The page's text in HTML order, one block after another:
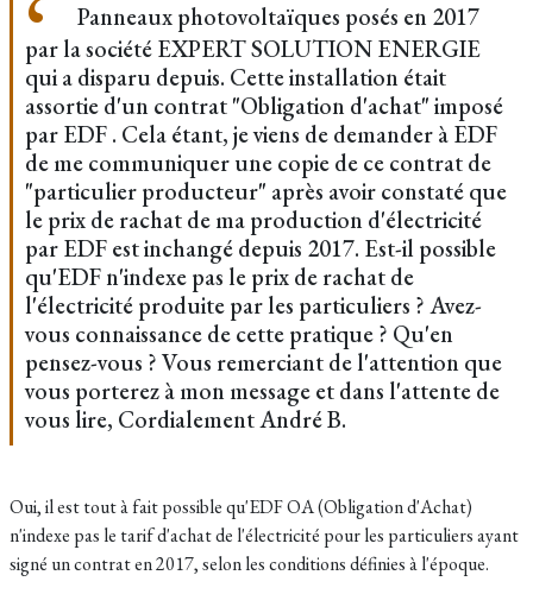
Panneaux photovoltaïques posés en 2017
par la société EXPERT SOLUTION ENERGIE
qui a disparu depuis. Cette installation était
assortie d'un contrat "Obligation d'achat" imposé
par EDF . Cela étant, je viens de demander à EDF
de me communiquer une copie de ce contrat de
"particulier producteur" après avoir constaté que
le prix de rachat de ma production d'électricité
par EDF est inchangé depuis 2017. Est-il possible
qu'EDF n'indexe pas le prix de rachat de
l'électricité produite par les particuliers ? Avez-
vous connaissance de cette pratique ? Qu'en
pensez-vous ? Vous remerciant de l'attention que
vous porterez à mon message et dans l'attente de
vous lire, Cordialement André B.
Oui, il est tout à fait possible qu'EDF OA (Obligation d'Achat)
n'indexe pas le tarif d'achat de l'électricité pour les particuliers ayant
signé un contrat en 2017, selon les conditions définies à l'époque.